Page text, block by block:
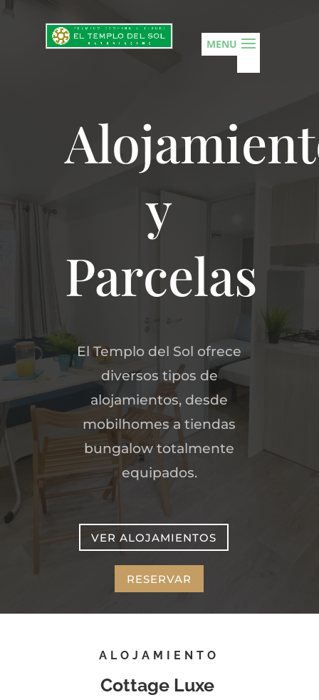
y
Parcelas
El Templo del Sol ofrece
diversos tipos de
alojamientos, desde
mobilhomes a tiendas
bungalow totalmente
equipados.
VER ALOJAMIENTOS
RESERVAR
ALOJAMIENTO
Cottage Luxe